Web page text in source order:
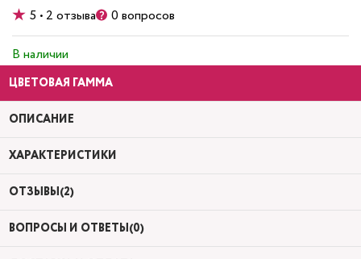
5 • 2 отзыва 0 вопросов
В наличии
ЦВЕТОВАЯ ГАММА
ОПИСАНИЕ
ХАРАКТЕРИСТИКИ
ОТЗЫВЫ(2)
ВОПРОСЫ И ОТВЕТЫ(0)